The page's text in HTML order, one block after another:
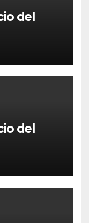
del
del